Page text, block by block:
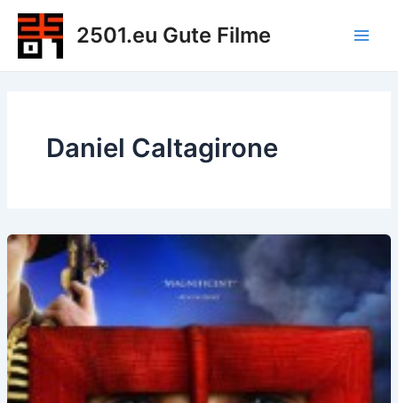
Zum
Inhalt
springen
2501.eu Gute Filme
Daniel Caltagirone